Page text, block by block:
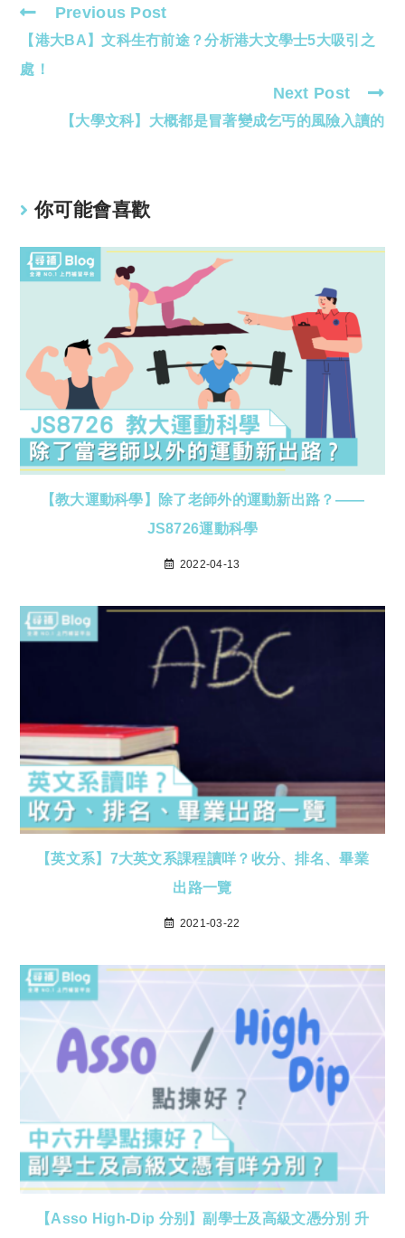
Read
more
articles
Previous Post
【港大BA】文科生冇前途？分析港大文學士5大吸引之
處！
Next Post
【大學文科】大概都是冒著變成乞丐的風險入讀的
你可能會喜歡
【教大運動科學】除了老師外的運動新出路？——
JS8726運動科學
2022-04-13
【英文系】7大英文系課程讀咩？收分、排名、畢業
出路一覽
2021-03-22
【Asso High-Dip 分别】副學士及高級文憑分別 升